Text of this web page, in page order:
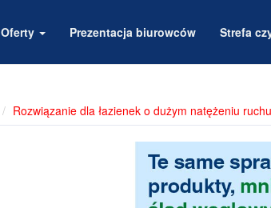
Oferty Prezentacja biurowców Strefa
Rozwiązanie dla łazienek o dużym natężeniu ruchu